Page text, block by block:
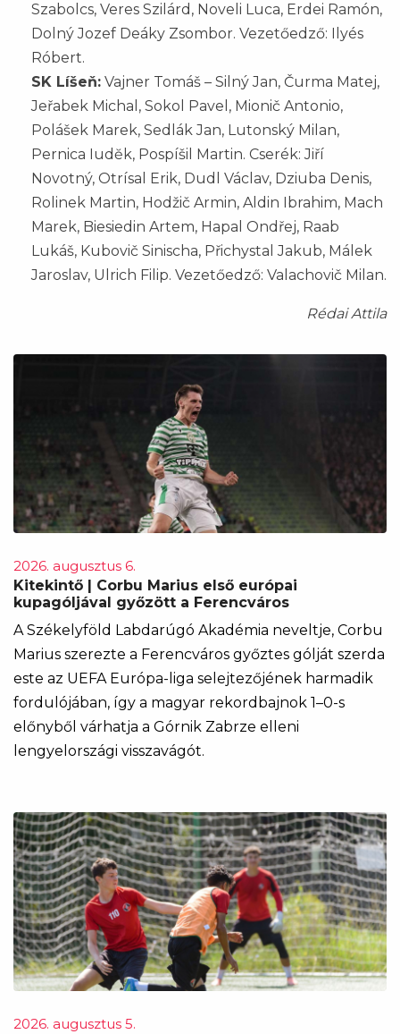
Szabolcs, Veres Szilárd, Noveli Luca, Erdei Ramón,
Dolný Jozef Deáky Zsombor. Vezetőedző: Ilyés
Róbert.
SK Líšeň: Vajner Tomáš – Silný Jan, Čurma Matej,
Jeřabek Michal, Sokol Pavel, Mionič Antonio,
Polášek Marek, Sedlák Jan, Lutonský Milan,
Pernica Iudĕk, Pospíšil Martin. Cserék: Jiří
Novotný, Otrísal Erik, Dudl Václav, Dziuba Denis,
Rolinek Martin, Hodžič Armin, Aldin Ibrahim, Mach
Marek, Biesiedin Artem, Hapal Ondřej, Raab
Lukáš, Kubovič Sinischa, Přichystal Jakub, Málek
Jaroslav, Ulrich Filip. Vezetőedző: Valachovič Milan.
Rédai Attila
2026. augusztus 6.
Kitekintő | Corbu Marius első európai
kupagóljával győzött a Ferencváros
A Székelyföld Labdarúgó Akadémia neveltje, Corbu
Marius szerezte a Ferencváros győztes gólját szerda
este az UEFA Európa-liga selejtezőjének harmadik
fordulójában, így a magyar rekordbajnok 1–0-s
előnyből várhatja a Górnik Zabrze elleni
lengyelországi visszavágót.
2026. augusztus 5.